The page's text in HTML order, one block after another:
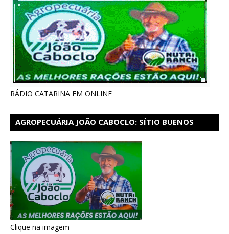
RÁDIO CATARINA FM ONLINE
AGROPECUÁRIA JOÃO CABOCLO: SÍTIO BUENOS
Clique na imagem